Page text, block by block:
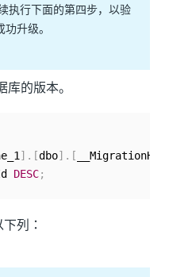
执行下面的第四步，以验
升级。
的版本。
] . [dbo] . [
DESC;
列：